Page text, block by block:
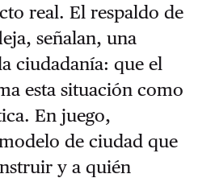
real. El respaldo de
señalan, una
ciudadanía: que el
esta situación como
En juego,
de ciudad que
y a quién